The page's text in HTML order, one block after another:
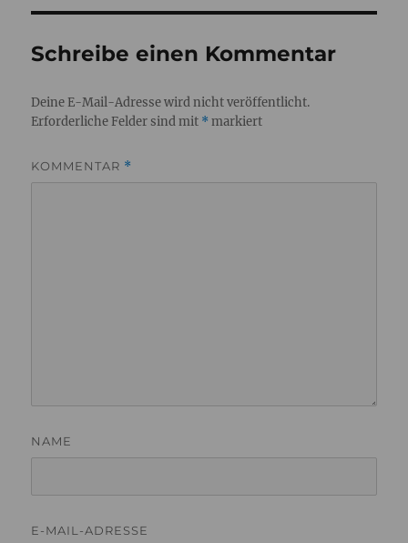
Schreibe einen Kommentar
Deine E-Mail-Adresse wird nicht veröffentlicht.
Erforderliche Felder sind mit * markiert
KOMMENTAR *
NAME
E-MAIL-ADRESSE